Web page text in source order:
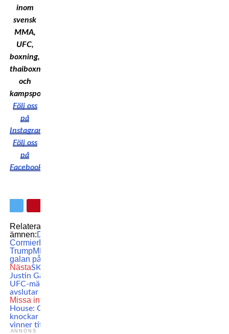
inom
svensk
MMA,
UFC,
boxning,
thaiboxning
och
kampsport!
Följ oss
på
Instagram
Följ oss
på
Facebook
Relaterade
ämnen:Daniel
CormierEric
TrumpMMA
galan på Vita huset
NästaSKRÄLLEN:
Justin Gaethje ny
UFC-mästare –
avslutar Ilia Topuria!
Missa inte
House: Ciryl Gane
knockar Pereira –
vinner titeln!
ANNONS